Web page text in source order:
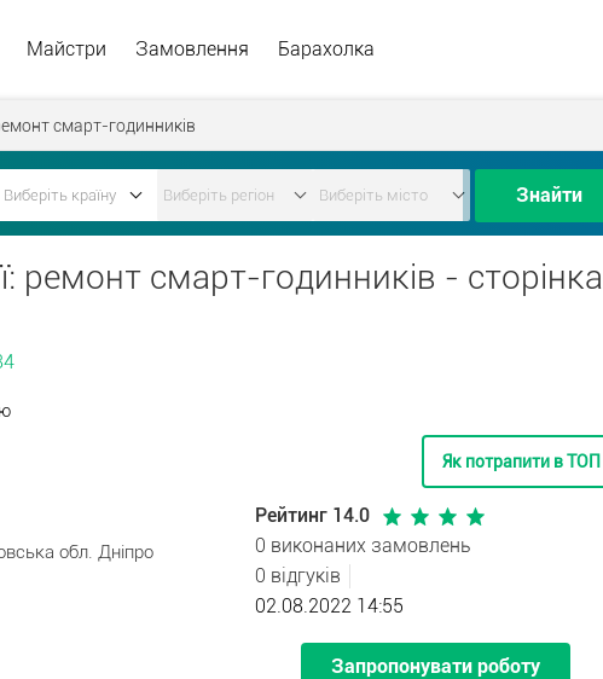
Майстри Замовлення Барахолка
смарт-годинників
Знайти
ремонт смарт-годинників - сторінка
Як потрапити в ТОП
обл. Дніпро
Рейтинг 14.0
0 виконаних замовлень
0 відгуків
02.08.2022 14:55
Запропонувати роботу